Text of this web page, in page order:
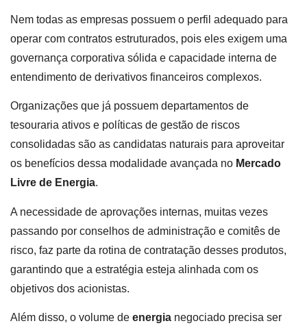
Nem todas as empresas possuem o perfil adequado para
operar com contratos estruturados, pois eles exigem uma
governança corporativa sólida e capacidade interna de
entendimento de derivativos financeiros complexos.
Organizações que já possuem departamentos de
tesouraria ativos e políticas de gestão de riscos
consolidadas são as candidatas naturais para aproveitar
os benefícios dessa modalidade avançada no Mercado
Livre de Energia.
A necessidade de aprovações internas, muitas vezes
passando por conselhos de administração e comitês de
risco, faz parte da rotina de contratação desses produtos,
garantindo que a estratégia esteja alinhada com os
objetivos dos acionistas.
Além disso, o volume de energia negociado precisa ser